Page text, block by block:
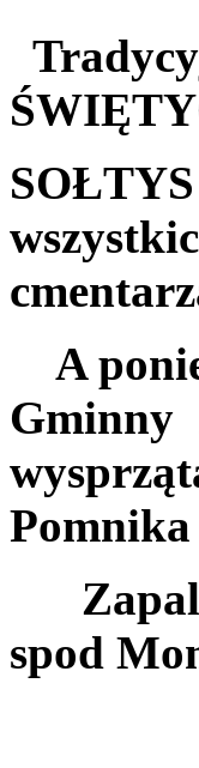
A
Gminny
spod